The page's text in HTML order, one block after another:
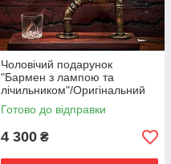
Чоловічий подарунок
"Бармен з лампою та
лічильником"/Оригінальний
подарунок для Чоловіка /
Директора на День
Готово до відправки
4 300 ₴